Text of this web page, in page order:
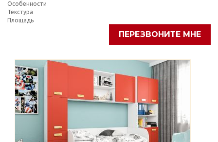
Особенности
Текстура
Площадь
ПЕРЕЗВОНИТЕ МНЕ